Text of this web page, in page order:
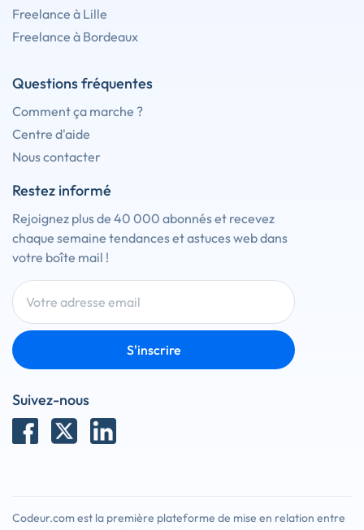
Freelance à Lille
Freelance à Bordeaux
Questions fréquentes
Comment ça marche ?
Centre d'aide
Nous contacter
Restez informé
Rejoignez plus de 40 000 abonnés et recevez
chaque semaine tendances et astuces web dans
votre boîte mail !
S'inscrire
Suivez-nous
Codeur.com est la première plateforme de mise en relation entre